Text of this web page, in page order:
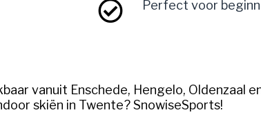
Perfect voor
vanuit Enschede, Hengelo, Oldenzaal
skiën in Twente? SnowiseSports!